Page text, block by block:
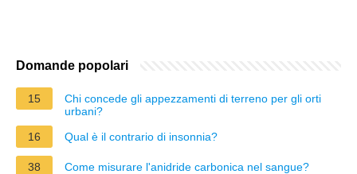
Domande popolari
15
Chi concede gli appezzamenti di terreno per gli orti
urbani?
16
Qual è il contrario di insonnia?
38 Come misurare l'anidride carbonica nel sangue?